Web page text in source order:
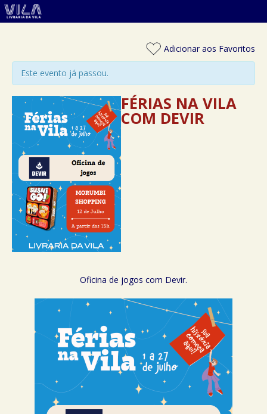
Adicionar aos Favoritos
Este evento já passou.
FÉRIAS NA VILA
COM DEVIR
Oficina de jogos com Devir.